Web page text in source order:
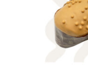
DETTAGLI